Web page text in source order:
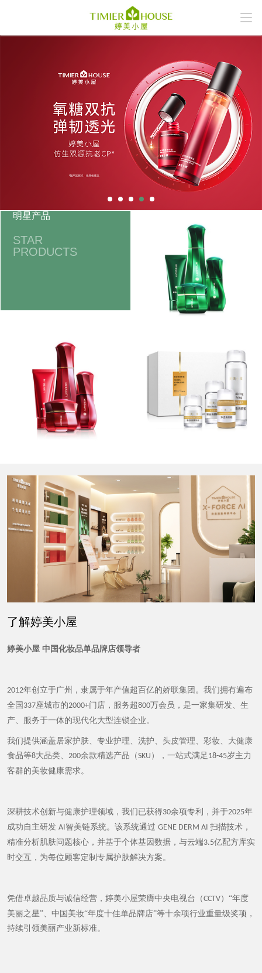
明星产品
STAR
PRODUCTS
了解婷美小屋
婷美小屋 中国化妆品单品牌店领导者
2012年创立于广州，隶属于年产值超百亿的娇联集团。我们拥有遍布
全国 337座城市的2000+门店，服务超800万会员，是一家集研发、生
产、服务于一体的现代化大型连锁企业。
我们提供涵盖居家护肤、专业护理、洗护、头皮管理、彩妆、大健康
食品等8大品类、 200余款精选产品（SKU ），一站式满足 18-45岁主力
客群的美妆健康需求。
深耕技术创新与健康护理领域，我们已获得30余项专利，并于2025年
成功自主研发 AI智美链系统。该系统通过 GENE DERM AI 扫描技术，
精准分析肌肤问题核心，并基于个体基因数据，与云端3.5亿配方库实
时交互，为每位顾客定制专属护肤解决方案。
凭借卓越品质与诚信经营，婷美小屋荣膺中央电视台（CCTV）“年度
美丽之星”、中国美妆“年度十佳单品牌店”等十余项行业重量级奖项，
持续引领美丽产业新标准。